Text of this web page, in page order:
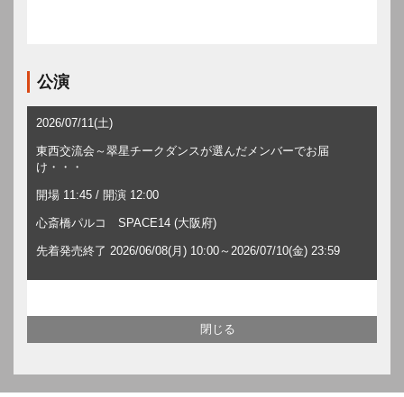
公演
2026/07/11(土)
東西交流会～翠星チークダンスが選んだメンバーでお届
け・・・
開場 11:45 / 開演 12:00
心斎橋パルコ SPACE14 (大阪府)
先着発売終了 2026/06/08(月) 10:00～2026/07/10(金) 23:59